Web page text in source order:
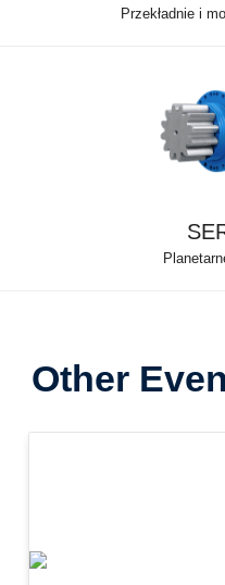
Przekładnie i
Other